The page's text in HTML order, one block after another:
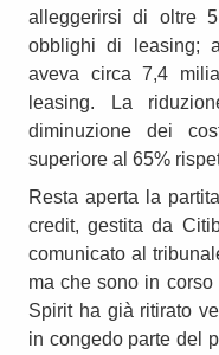
alleggerirsi di oltre
obblighi di leasing;
aveva circa 7,4
leasing. La
diminuzione dei
superiore al 65%
Resta aperta la
credit, gestita da
comunicato al
ma che sono in
Spirit ha già ritirato
in congedo parte del